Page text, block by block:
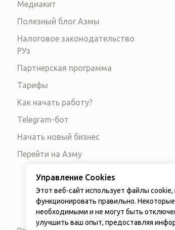
Медиакит
Полезный блог Азмы
Налоговое законодательство
РУз
Партнерская программа
Тарифы
Как начать работу?
Telegram-бот
Начать новый бизнес
Перейти на Азму
Управление Cookies
Этот веб-сайт использует файлы
функционировать правильно.
необходимыми и не могут быть
улучшить ваш опыт, предоставляя